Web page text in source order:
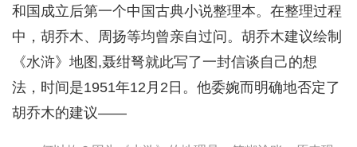
和国成立后第一个中国古典小说整理本。在整理过程
中，胡乔木、周扬等均曾亲自过问。胡乔木建议绘制
《水浒》地图,聂绀弩就此写了一封信谈自己的想
法，时间是1951年12月2日。他委婉而明确地否定了
胡乔木的建议——